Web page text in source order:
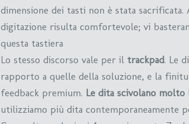
dimensione dei tasti non è stata
digitazione risulta comfortevole; vi
questa tastiera
Lo stesso discorso vale per il trackpad. Le
rapporto a quelle della soluzione, e la
feedback premium. Le dita scivolano molto
utilizziamo più dita contemporaneamente